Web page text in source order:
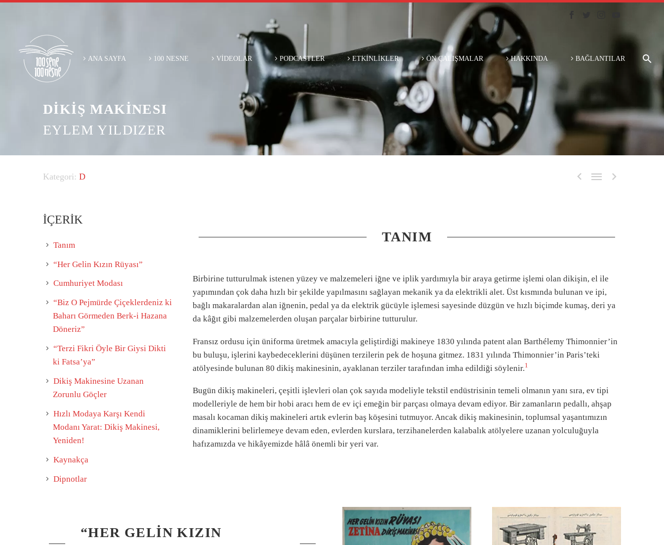
ANA SAYFA 100 NESNE VİDEOLAR PODCASTLER ETKİNLİKLER ÖN ÇALIŞMALAR HAKKINDA BAĞLANTILAR
DİKİŞ MAKİNESI
EYLEM YILDIZER
  
D
İÇERİK
Tanım
“Her Gelin Kızın Rüyası”
Cumhuriyet Modası
“Biz O Pejmürde Çiçeklerdeniz ki
Baharı Görmeden Berk-i Hazana
Döneriz”
“Terzi Fikri Öyle Bir Giysi Dikti
ki Fatsa’ya”
Dikiş Makinesine Uzanan
Zorunlu Göçler
Hızlı Modaya Karşı Kendi
Modanı Yarat: Dikiş Makinesi,
Yeniden!
Kaynakça
Dipnotlar
TANIM
Birbirine tutturulmak istenen yüzey ve malzemeleri iğne ve iplik yardımıyla bir araya getirme işlemi olan dikişin, el ile
yapımından çok daha hızlı bir şekilde yapılmasını sağlayan mekanik ya da elektrikli alet. Üst kısmında bulunan ve ipi,
bağlı makaralardan alan iğnenin, pedal ya da elektrik gücüyle işlemesi sayesinde düzgün ve hızlı biçimde kumaş, deri ya
da kâğıt gibi malzemelerden oluşan parçalar birbirine tutturulur.
Fransız ordusu için üniforma üretmek amacıyla geliştirdiği makineye 1830 yılında patent alan Barthélemy Thimonnier’in
bu buluşu, işlerini kaybedeceklerini düşünen terzilerin pek de hoşuna gitmez. 1831 yılında Thimonnier’in Paris’teki
atölyesinde bulunan 80 dikiş makinesinin, ayaklanan terziler tarafından imha edildiği söylenir.1
Bugün dikiş makineleri, çeşitli işlevleri olan çok sayıda modeliyle tekstil endüstrisinin temeli olmanın yanı sıra, ev tipi
modelleriyle de hem bir hobi aracı hem de ev içi emeğin bir parçası olmaya devam ediyor. Bir zamanların pedallı, ahşap
masalı kocaman dikiş makineleri artık evlerin baş köşesini tutmuyor. Ancak dikiş makinesinin, toplumsal yaşantımızın
dinamiklerini belirlemeye devam eden, evlerden kurslara, terzihanelerden kalabalık atölyelere uzanan yolculuğuyla
hafızamızda ve hikâyemizde hâlâ önemli bir yeri var.
“HER GELIN KIZIN